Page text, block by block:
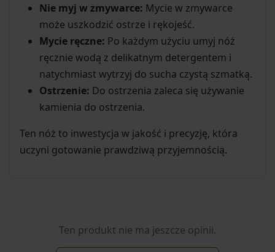
Nie myj w zmywarce: Mycie w zmywarce
może uszkodzić ostrze i rękojeść.
Mycie ręczne: Po każdym użyciu umyj nóż
ręcznie wodą z delikatnym detergentem i
natychmiast wytrzyj do sucha czystą szmatką.
Ostrzenie: Do ostrzenia zaleca się używanie
kamienia do ostrzenia.
Ten nóż to inwestycja w jakość i precyzję, która
uczyni gotowanie prawdziwą przyjemnością.
Ten produkt nie ma jeszcze opinii.